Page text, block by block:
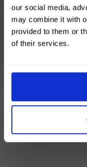
our social media,
may combine it with
provided to them or
of their services.